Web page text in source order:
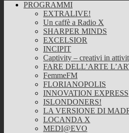
PROGRAMMI
EXTRALIVE!
Un caffè a Radio X
SHARPER MINDS
EXCELSIOR
INCIPIT
Captivity – creativi in
FARE DELL’ARTE
FemmeFM
FLORIANOPOLIS
INNOVATION EXPRESS
ISLONDONERS!
LA VERSIONE DI
LOCANDA X
MEDI@EVO